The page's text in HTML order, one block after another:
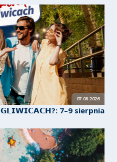
07.08.2026
7–9 sierpnia